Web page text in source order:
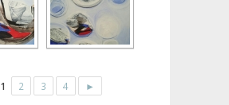
1 2 3 4 ►